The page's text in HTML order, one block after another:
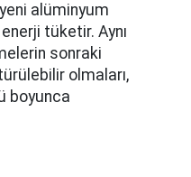
alüminyum
tüketir. Aynı
sonraki
olmaları,
boyunca